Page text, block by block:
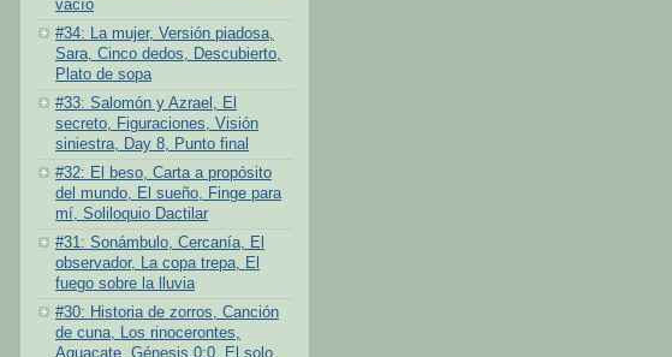
vacío
#34: La mujer, Versión piadosa,
Sara, Cinco dedos, Descubierto,
Plato de sopa
#33: Salomón y Azrael, El
secreto, Figuraciones, Visión
siniestra, Day 8, Punto final
#32: El beso, Carta a propósito
del mundo, El sueño, Finge para
mí, Soliloquio Dactilar
#31: Sonámbulo, Cercanía, El
observador, La copa trepa, El
fuego sobre la lluvia
#30: Historia de zorros, Canción
de cuna, Los rinocerontes,
Aguacate, Génesis 0:0, El solo